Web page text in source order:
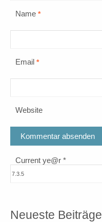
Name *
Email *
Website
Current ye@r *
Neueste Beiträge